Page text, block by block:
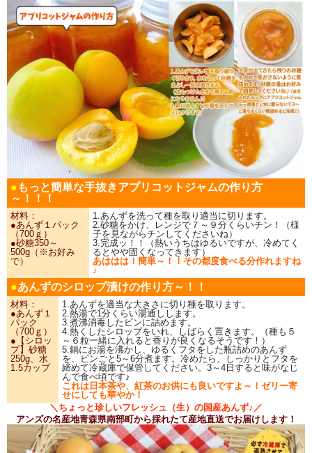
● もっと簡単な手抜きアプリコットジャムの作り方
～！！！
材料：
●あんず１パック
（700ｇ）
●砂糖350～
500g（※お好み
で）
1.あんずを洗って種を取り適当に切ります。
2.砂糖をかけ、レンジで７～９分くらいチン！（様
子を見ながらチンしてくださいね）
3.完成ッ！！（熱いうちはゆるいですが、冷めてく
るとやや固くなってきます）
あははは！簡単～！！その都度食べる分作れますね
♪
●あんずのシロップ漬けの作り方～！！
材料：
●あんず１
パック
（700ｇ）
●【シロッ
プ】砂糖
250g、水
1.5カップ
1.あんずを適当な大きさに切り種を取ります。
2.熱湯で1分くらい湯通しします。
3.煮沸消毒したビンに詰めます。
4.熱くしたシロップをいれ、しばらく置きます。（種も５
～６粒一緒に入れると香りが良くなるそうです！）
5.鍋にお湯を沸かし、ゆるくフタをした瓶詰めのあんず
を、ビンごと5～6分煮ます。冷めたら、しっかりとフタを
締めて冷蔵庫で保管してください。3～4日すると味がなじ
んで食べ頃です♪
これは日本茶や、紅茶のお供にも良いですよ～！ゼリー寄
せにしても華やか！
＼ちょっと珍しいフレッシュ（生）の国産あんず♪／
アンズの名産地青森県南部町から採れたて産地直送でお届けします！